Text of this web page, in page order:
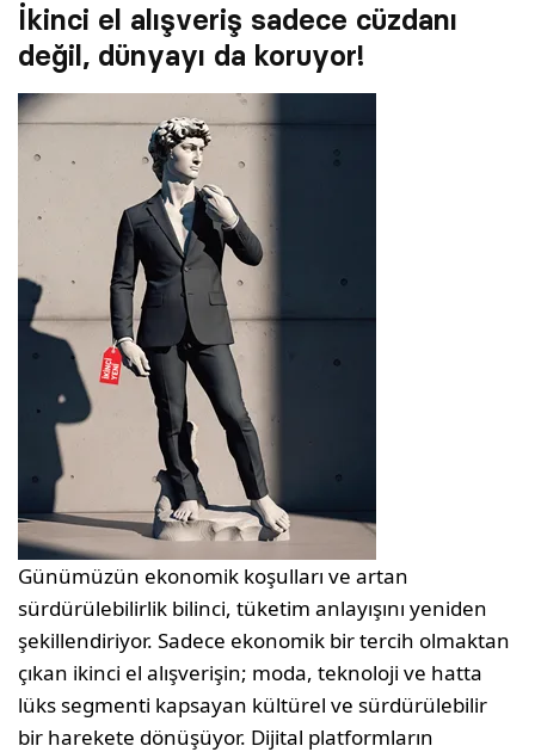
İkinci el alışveriş sadece cüzdanı
değil, dünyayı da koruyor!
Günümüzün ekonomik koşulları ve artan
sürdürülebilirlik bilinci, tüketim anlayışını yeniden
şekillendiriyor. Sadece ekonomik bir tercih olmaktan
çıkan ikinci el alışverişin; moda, teknoloji ve hatta
lüks segmenti kapsayan kültürel ve sürdürülebilir
bir harekete dönüşüyor. Dijital platformların